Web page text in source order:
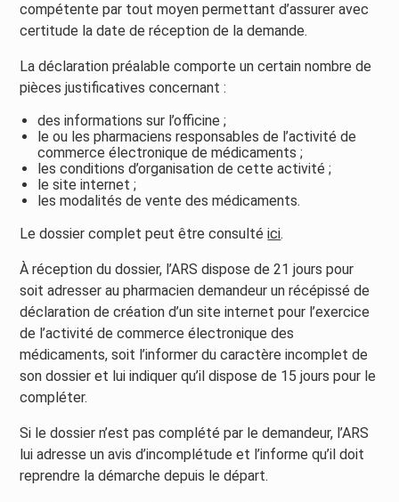
compétente par tout moyen permettant d’assurer avec
certitude la date de réception de la demande.
La déclaration préalable comporte un certain nombre de
pièces justificatives concernant :
des informations sur l’officine ;
le ou les pharmaciens responsables de l’activité de
commerce électronique de médicaments ;
les conditions d’organisation de cette activité ;
le site internet ;
les modalités de vente des médicaments.
Le dossier complet peut être consultéici.
À réception du dossier, l’ARS dispose de 21 jours pour
soit adresser au pharmacien demandeur un récépissé de
déclaration de création d’un site internet pour l’exercice
de l’activité de commerce électronique des
médicaments, soit l’informer du caractère incomplet de
son dossier et lui indiquer qu’il dispose de 15 jours pour le
compléter.
Si le dossier n’est pas complété par le demandeur, l’ARS
lui adresse un avis d’incomplétude et l’informe qu’il doit
reprendre la démarche depuis le départ.